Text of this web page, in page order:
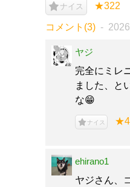
ナイス ★322
コメント(3)
ヤジ
完全にミレ
ました、と
な😁
ナイス ★4
ehirano1
ヤジさん、